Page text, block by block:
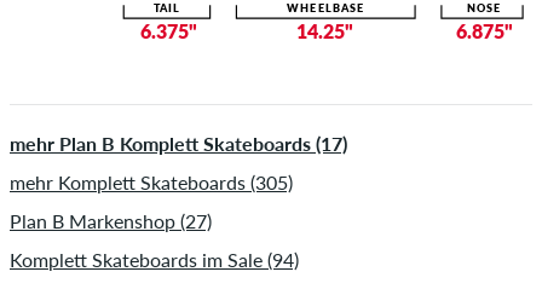
mehr Plan B Komplett Skateboards (17)
mehr Komplett Skateboards (305)
Plan B Markenshop (27)
Komplett Skateboards im Sale (94)
14.25"
WHEELBASE
6.875"
NOSE
6.375"
TAIL